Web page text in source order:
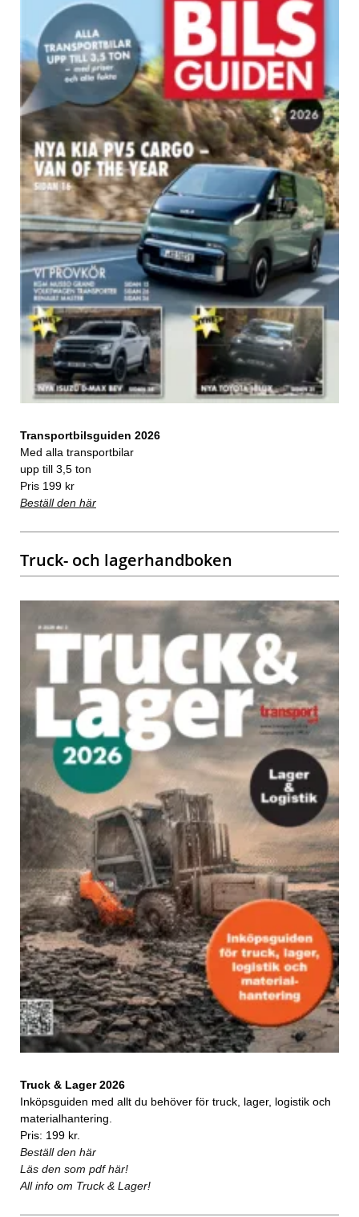
Transportbilsguiden 2026
Med alla transportbilar
upp till 3,5 ton
Pris 199 kr
Beställ den här
Truck- och lagerhandboken
Truck & Lager 2026
Inköpsguiden med allt du behöver för truck, lager, logistik och
materialhantering.
Pris: 199 kr.
Beställ den här
Läs den som pdf här!
All info om Truck & Lager!